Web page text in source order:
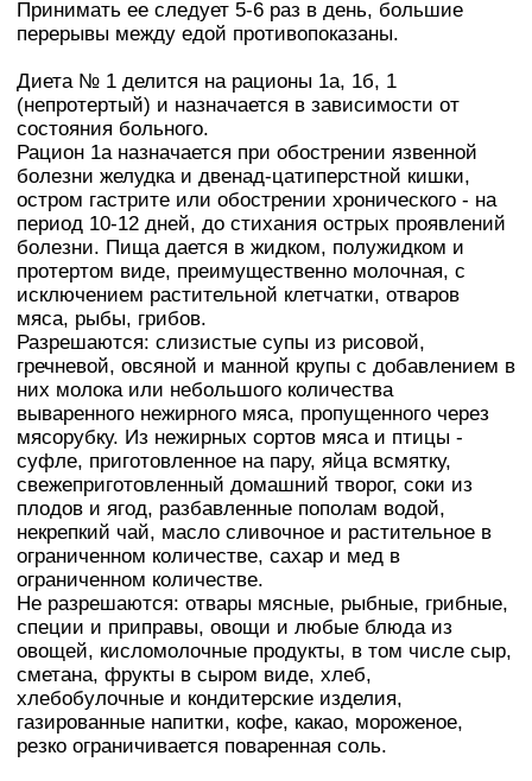
Принимать ее следует 5-6 раз в день, большие
перерывы между едой противопоказаны.
Диета № 1 делится на рационы 1а, 1б, 1
(непротертый) и назначается в зависимости от
состояния больного.
Рацион 1а назначается при обострении язвенной
болезни желудка и двенад-цатиперстной кишки,
остром гастрите или обострении хронического - на
период 10-12 дней, до стихания острых проявлений
болезни. Пища дается в жидком, полужидком и
протертом виде, преимущественно молочная, с
исключением растительной клетчатки, отваров
мяса, рыбы, грибов.
Разрешаются: слизистые супы из рисовой,
гречневой, овсяной и манной крупы с добавлением в
них молока или небольшого количества
вываренного нежирного мяса, пропущенного через
мясорубку. Из нежирных сортов мяса и птицы -
суфле, приготовленное на пару, яйца всмятку,
свежеприготовленный домашний творог, соки из
плодов и ягод, разбавленные пополам водой,
некрепкий чай, масло сливочное и растительное в
ограниченном количестве, сахар и мед в
ограниченном количестве.
Не разрешаются: отвары мясные, рыбные, грибные,
специи и приправы, овощи и любые блюда из
овощей, кисломолочные продукты, в том числе сыр,
сметана, фрукты в сыром виде, хлеб,
хлебобулочные и кондитерские изделия,
газированные напитки, кофе, какао, мороженое,
резко ограничивается поваренная соль.